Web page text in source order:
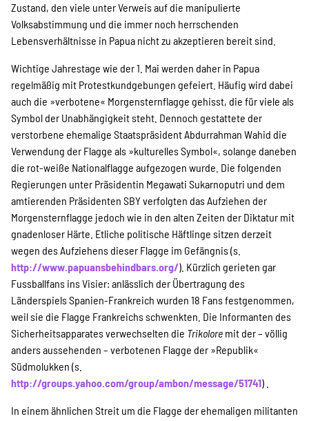
Zustand, den viele unter Verweis auf die manipulierte
Volksabstimmung und die immer noch herrschenden
Lebensverhältnisse in Papua nicht zu akzeptieren bereit sind.
Wichtige Jahrestage wie der 1. Mai werden daher in Papua
regelmäßig mit Protestkundgebungen gefeiert. Häufig wird dabei
auch die »verbotene« Morgensternflagge gehisst, die für viele als
Symbol der Unabhängigkeit steht. Dennoch gestattete der
verstorbene ehemalige Staatspräsident Abdurrahman Wahid die
Verwendung der Flagge als »kulturelles Symbol«, solange daneben
die rot-weiße Nationalflagge aufgezogen wurde. Die folgenden
Regierungen unter Präsidentin Megawati Sukarnoputri und dem
amtierenden Präsidenten SBY verfolgten das Aufziehen der
Morgensternflagge jedoch wie in den alten Zeiten der Diktatur mit
gnadenloser Härte. Etliche politische Häftlinge sitzen derzeit
wegen des Aufziehens dieser Flagge im Gefängnis (s.
http://www.papuansbehindbars.org/). Kürzlich gerieten gar
Fussballfans ins Visier: anlässlich der Übertragung des
Länderspiels Spanien-Frankreich wurden 18 Fans festgenommen,
weil sie die Flagge Frankreichs schwenkten. Die Informanten des
Sicherheitsapparates verwechselten die Trikolore mit der – völlig
anders aussehenden – verbotenen Flagge der »Republik«
Südmolukken (s.
http://groups.yahoo.com/group/ambon/message/51741) .
In einem ähnlichen Streit um die Flagge der ehemaligen militanten